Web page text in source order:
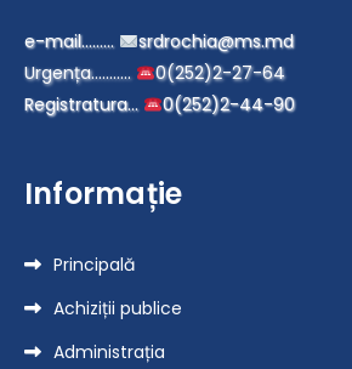
e-mail………
srdrochia@ms.md
Urgența………..
0(252)2-27-64
Registratura…
0(252)2-44-90
Informație
Principală
Achiziții publice
Administrația